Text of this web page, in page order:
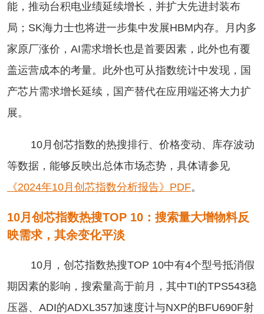
能，推动台积电业绩延续增长，并扩大先进封装布
局；SK海力士也将进一步集中发展HBM内存。月内多
家原厂涨价，AI需求增长也是首要因素，此外也有覆
盖运营成本的考量。此外也可从指数统计中发现，国
产芯片需求增长延续，国产替代在应用端还将大力扩
展。
10月创芯指数的热搜排行、价格变动、库存波动
等数据，能够反映出总体市场态势，具体请参见
《2024年10月创芯指数分析报告》PDF。
10月创芯指数热搜TOP 10：搜索量大增物料反
映需求，其余变化平淡
10月，创芯指数热搜TOP 10中有4个型号抵消假
期因素的影响，搜索量高于前月，其中TI的TPS543稳
压器、ADI的ADXL357加速度计与NXP的BFU690F射